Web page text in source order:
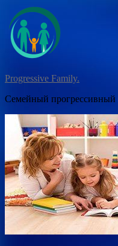
Перейти
содержимому
Progressive Family.
Семейный прогрессивный